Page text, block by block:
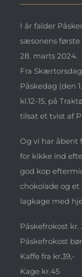
I år falder
sæsonens
28. marts 2024.
Fra
Påskedag (den
kl.12-15, på
tilsat et tvist af
Og vi har åbent
for kikke ind
god kop
chokolade og
lagkage med
Påskefrokost kr.
Påskefrokost
Kaffe fra kr.39,-
Kage kr.45